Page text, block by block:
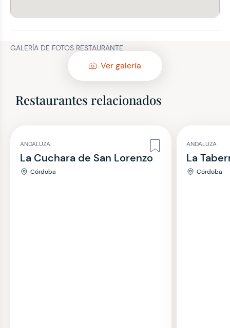
GALERÍA DE FOTOS RESTAURANTE
Ver galería
Restaurantes relacionados
ANDALUZA
La Cuchara de San Lorenzo
Córdoba
ANDALUZA
La
Córdoba